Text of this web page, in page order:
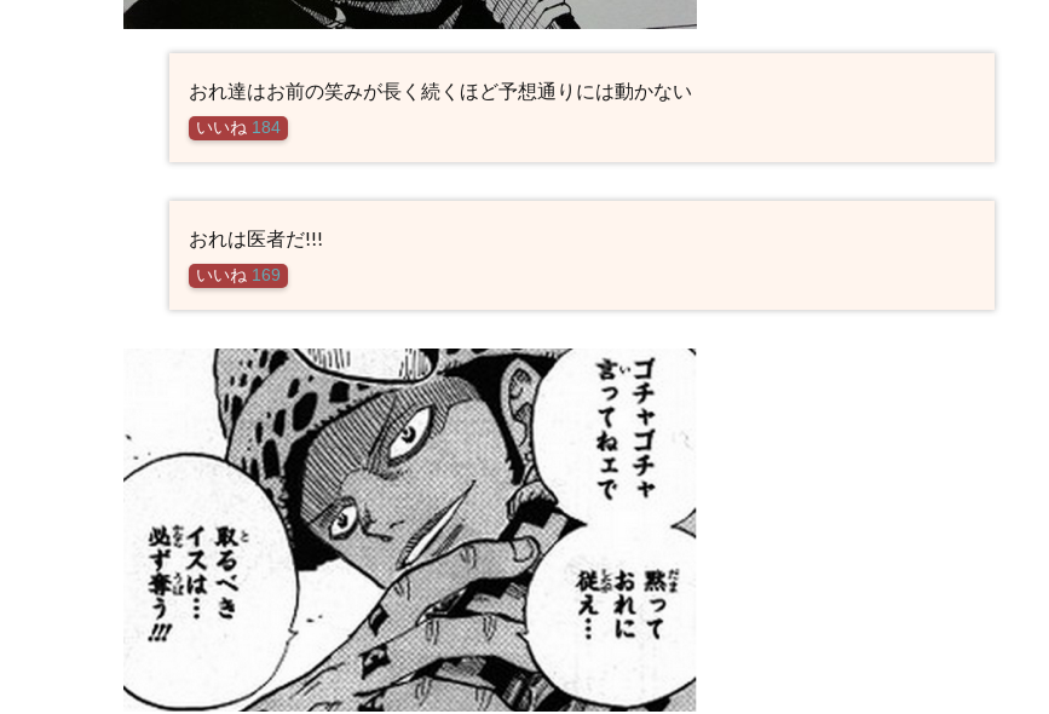
おれ達はお前の笑みが長く続くほど予想通りには動かない
いいね 184
おれは医者だ!!!
いいね 169